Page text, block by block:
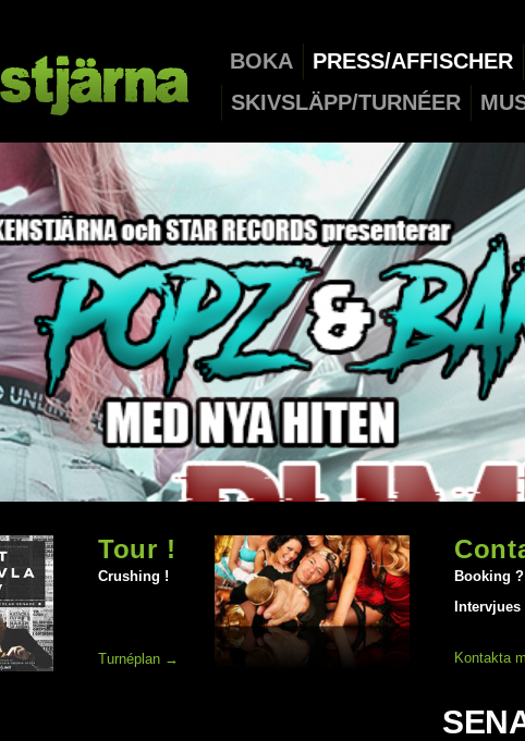
BOKA PRESS/AFFISCHER
SKIVSLÄPP/TURNÉER
Tour !
Crushing !
Turnéplan →
Booking ?
Intervjues
Kontakta